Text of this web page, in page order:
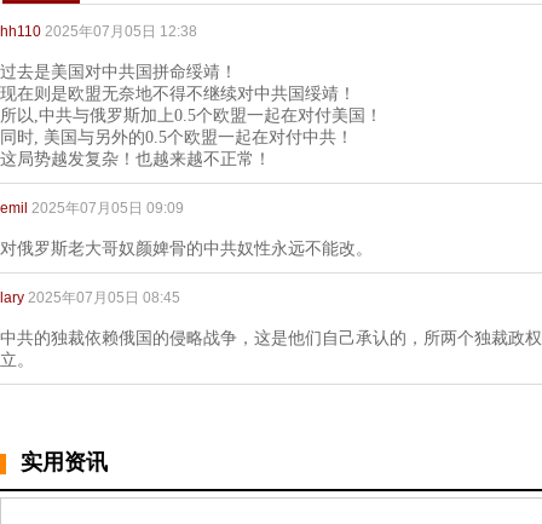
hh110 2025年07月05日 12:38
过去是美国对中共国拼命绥靖！
现在则是欧盟无奈地不得不继续对中共国绥靖！
所以,中共与俄罗斯加上0.5个欧盟一起在对付美国！
同时, 美国与另外的0.5个欧盟一起在对付中共！
这局势越发复杂！也越来越不正常！
emil 2025年07月05日 09:09
对俄罗斯老大哥奴颜婢骨的中共奴性永远不能改。
lary 2025年07月05日 08:45
中共的独裁依赖俄国的侵略战争，这是他们自己承认的，所两个独裁政
立。
实用资讯